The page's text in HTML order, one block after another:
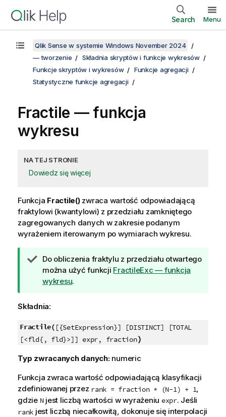
Search Menu
Qlik Sense w systemie Windows November 2024
— tworzenie
Składnia skryptów i funkcje wykresów
Funkcje skryptów i wykresów
Funkcje agregacji
Statystyczne funkcje agregacji
Fractile — funkcja
wykresu
NA TEJ STRONIE
Dowiedz się więcej
Funkcja Fractile()zwraca wartość odpowiadającą
fraktylowi (kwantylowi) z przedziału zamkniętego
zagregowanych danych w zakresie podanym
wyrażeniem iterowanym po wymiarach wykresu.
W
s
k
z
w
k
Do obliczenia fraktylu z przedziału otwartego
można użyć funkcji FractileExc — funkcja
wykresu.
Składnia:
Fractile( [{SetExpression}] [DISTINCT] [TOTAL
[<fld{, fld}>]] expr, fraction)
Typ zwracanych danych: numeric
Funkcja zwraca wartość odpowiadającą klasyfikacji
zdefiniowanej przez rank = fraction * (N-1) + 1,
gdzie Njest liczbą wartości w wyrażeniu expr. Jeśli
rank jest liczbą niecałkowitą, dokonuje się interpolacji